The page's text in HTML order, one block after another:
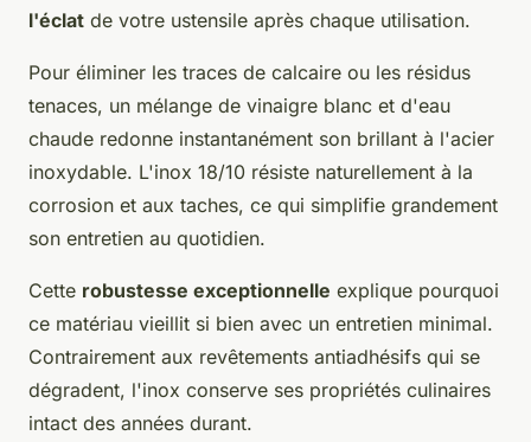
l'éclat de votre ustensile après chaque utilisation.
Pour éliminer les traces de calcaire ou les résidus
tenaces, un mélange de vinaigre blanc et d'eau
chaude redonne instantanément son brillant à l'acier
inoxydable. L'inox 18/10 résiste naturellement à la
corrosion et aux taches, ce qui simplifie grandement
son entretien au quotidien.
Cette robustesse exceptionnelle explique pourquoi
ce matériau vieillit si bien avec un entretien minimal.
Contrairement aux revêtements antiadhésifs qui se
dégradent, l'inox conserve ses propriétés culinaires
intact des années durant.